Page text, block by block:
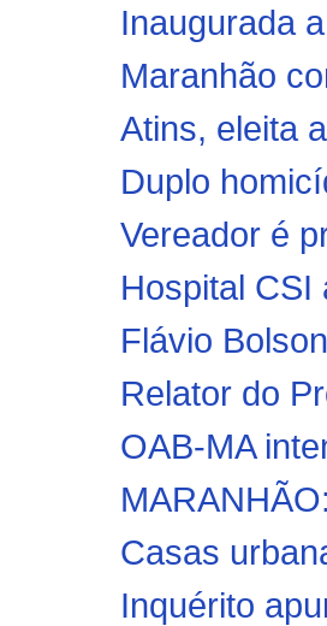
Inaugurada
Maranhão
Atins, eleita
Duplo
Vereador é
Hospital CSI
Flávio
Relator do
OAB-MA
Casas
Inquérito